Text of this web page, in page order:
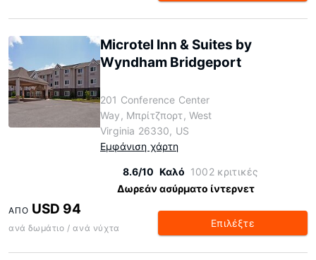
Microtel Inn & Suites by
Wyndham Bridgeport
201 Conference Center
Way, Μπρίτζπορτ, West
Virginia 26330, US
Εμφάνιση χάρτη
8.6/10 Καλό 1002 κριτικές
Δωρεάν ασύρματο ίντερνετ
ΑΠΌ USD 94
ανά δωμάτιο / ανά νύχτα Επιλέξτε